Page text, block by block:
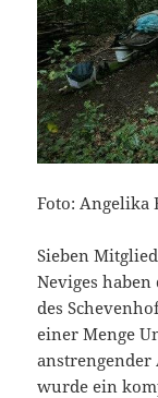
Foto: Angelika
Sieben
Neviges
des
einer Menge
anstrengender
wurde ein